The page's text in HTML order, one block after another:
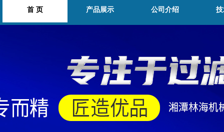
首 页 产品展示 公司介绍